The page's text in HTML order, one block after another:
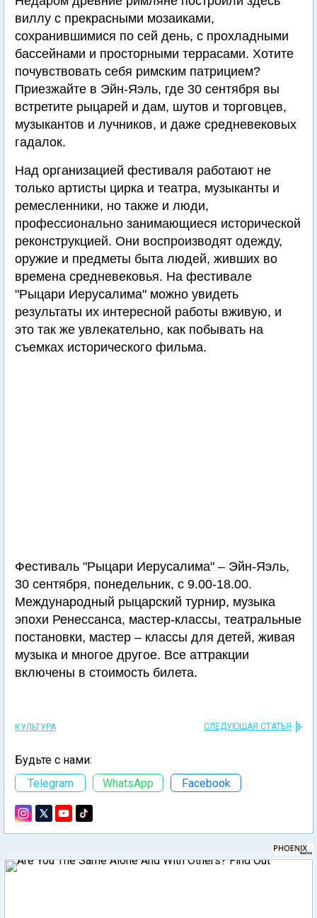
виллу с прекрасными мозаиками,
сохранившимися по сей день, с прохладными
бассейнами и просторными террасами. Хотите
почувствовать себя римским патрицием?
Приезжайте в Эйн-Яэль, где 30 сентября вы
встретите рыцарей и дам, шутов и торговцев,
музыкантов и лучников, и даже средневековых
гадалок.
Над организацией фестиваля работают не
только артисты цирка и театра, музыканты и
ремесленники, но также и люди,
профессионально занимающиеся исторической
реконструкцией. Они воспроизводят одежду,
оружие и предметы быта людей, живших во
времена средневековья. На фестивале
"Рыцари Иерусалима" можно увидеть
результаты их интересной работы вживую, и
это так же увлекательно, как побывать на
съемках исторического фильма.
Фестиваль "Рыцари Иерусалима" – Эйн-Яэль,
30 сентября, понедельник, с 9.00-18.00.
Международный рыцарский турнир, музыка
эпохи Ренессанса, мастер-классы, театральные
постановки, мастер – классы для детей, живая
музыка и многое другое. Все аттракции
включены в стоимость билета.
КУЛЬТУРА СЛЕДУЮЩАЯ СТАТЬЯ
Будьте с нами:
Telegram
WhatsApp Facebook